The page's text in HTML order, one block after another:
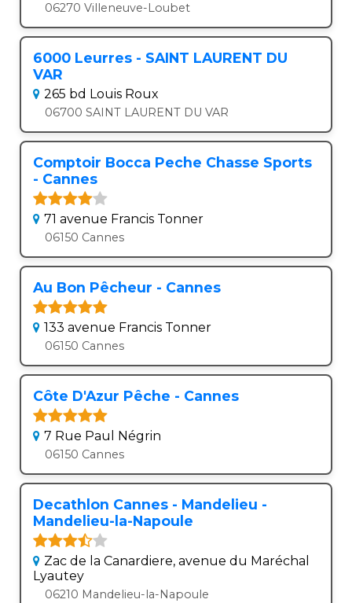
06270 Villeneuve-Loubet
6000 Leurres - SAINT LAURENT DU
VAR
265 bd Louis Roux
06700 SAINT LAURENT DU VAR
Comptoir Bocca Peche Chasse Sports
- Cannes
71 avenue Francis Tonner
06150 Cannes
Au Bon Pêcheur - Cannes
133 avenue Francis Tonner
06150 Cannes
Côte D'Azur Pêche - Cannes
7 Rue Paul Négrin
06150 Cannes
Decathlon Cannes - Mandelieu -
Mandelieu-la-Napoule
Zac de la Canardiere, avenue du Maréchal
Lyautey
06210 Mandelieu-la-Napoule